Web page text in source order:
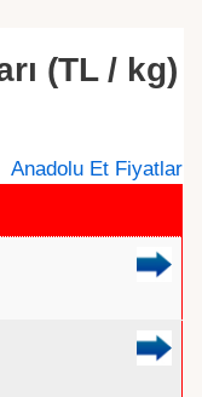
(TL / kg)
Anadolu Et Fiyatlar